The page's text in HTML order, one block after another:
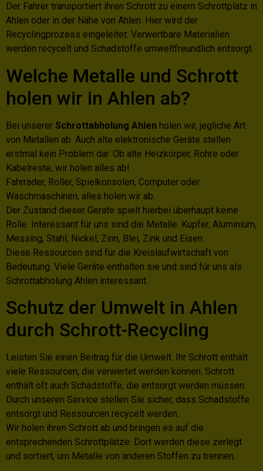
Der Fahrer transportiert ihren Schrott zu einem Schrottplatz in
Ahlen oder in der Nähe von Ahlen. Hier wird der
Recyclingprozess eingeleitet. Verwertbare Materialien
werden recycelt und Schadstoffe umweltfreundlich entsorgt.
Welche Metalle und Schrott
holen wir in Ahlen ab?
Bei unserer Schrottabholung Ahlen holen wir, jegliche Art
von Metallen ab. Auch alte elektronische Geräte stellen
erstmal kein Problem dar. Ob alte Heizkörper, Rohre oder
Kabelreste, wir holen alles ab!
Fahrräder, Roller, Spielkonsolen, Computer oder
Waschmaschinen, alles holen wir ab.
Der Zustand dieser Geräte spielt hierbei überhaupt keine
Rolle. Interessant für uns sind die Metalle. Kupfer, Aluminium,
Messing, Stahl, Nickel, Zinn, Blei, Zink und Eisen.
Diese Ressourcen sind für die Kreislaufwirtschaft von
Bedeutung. Viele Geräte enthalten sie und sind für uns als
Schrottabholung Ahlen interessant.
Schutz der Umwelt in Ahlen
durch Schrott-Recycling
Leisten Sie einen Beitrag für die Umwelt. Ihr Schrott enthält
viele Ressourcen, die verwertet werden können. Schrott
enthält oft auch Schadstoffe, die entsorgt werden müssen.
Durch unseren Service stellen Sie sicher, dass Schadstoffe
entsorgt und Ressourcen recycelt werden.
Wir holen ihren Schrott ab und bringen es auf die
entsprechenden Schrottplätze. Dort werden diese zerlegt
und sortiert, um Metalle von anderen Stoffen zu trennen.